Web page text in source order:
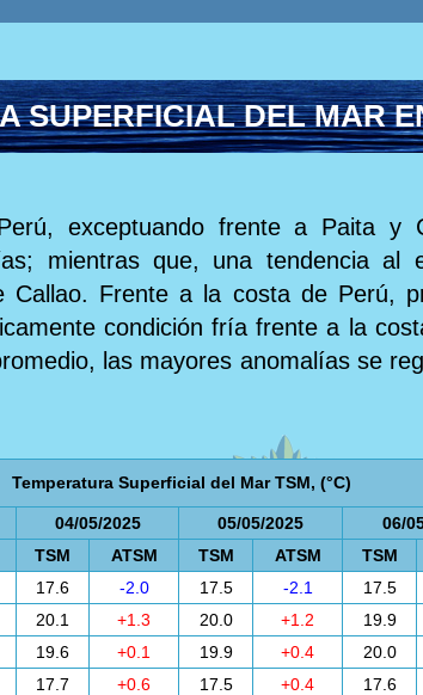
SUPERFICIAL DEL MAR
exceptuando frente a Paita y
mientras que, una tendencia
Frente a la costa de Perú,
condición fría frente a la
las mayores anomalías se
Temperatura Superficial del Mar TSM, (°C)
04/05/2025 05/05/2025
06/
TSM ATSM TSM ATSM TSM
17.6 -2.0 17.5 -2.1 17.5
20.1 +1.3 20.0 +1.2 19.9
19.6 +0.1 19.9 +0.4 20.0
17.7 +0.6 17.5 +0.4 17.6